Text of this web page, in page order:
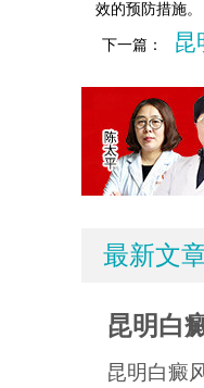
效的预防措施。
下一篇： 昆
最新文
昆明白
昆明白癜